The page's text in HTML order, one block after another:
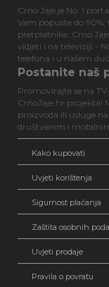
Crno Jaje je No. 1
Vam popuste do 90%,
pretplatnike. Crno
vidjeti i na televiziji -
telefona i u našem
Postanite naš
Promovirajte se na
CrnoJaje.hr projekta!
proizvoda ili usluge
društvenim i
Kako kupovati
Uvjeti korištenja
Sigurnost plaćanja
Zaštita osobnih
Uvjeti prodaje
Pravila o povratu